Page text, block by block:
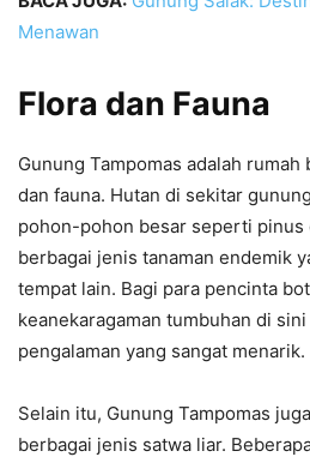
Menawan
Flora dan Fauna
Gunung Tampomas adalah
dan fauna. Hutan di sekitar
pohon-pohon besar seperti pinus
berbagai jenis tanaman endemik
tempat lain. Bagi para pencinta
keanekaragaman tumbuhan di
pengalaman yang sangat menarik.
Selain itu, Gunung Tampomas
berbagai jenis satwa liar.